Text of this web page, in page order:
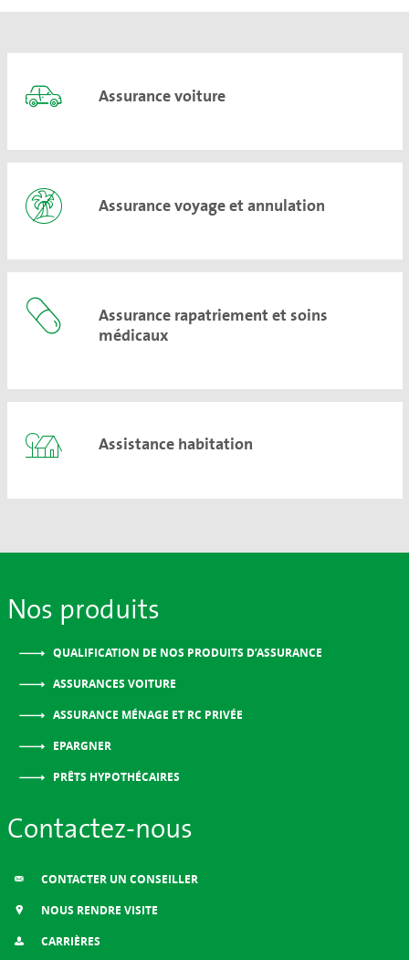
Assurance voiture
Assurance voyage et annulation
Assurance rapatriement et soins
médicaux
Assistance habitation
Nos produits
QUALIFICATION DE NOS PRODUITS D’ASSURANCE
ASSURANCES VOITURE
ASSURANCE MÉNAGE ET RC PRIVÉE
EPARGNER
PRÊTS HYPOTHÉCAIRES
Contactez-nous
CONTACTER UN CONSEILLER
NOUS RENDRE VISITE
CARRIÈRES